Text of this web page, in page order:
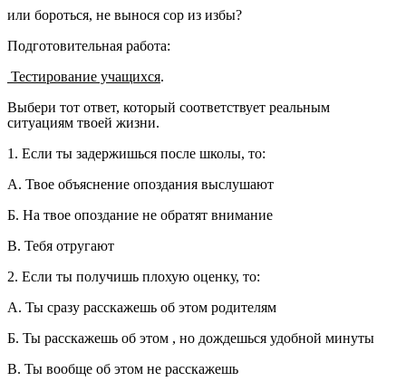
или бороться, не вынося сор из избы?
Подготовительная работа:
Тестирование учащихся.
Выбери тот ответ, который соответствует реальным
ситуациям твоей жизни.
1. Если ты задержишься после школы, то:
А. Твое объяснение опоздания выслушают
Б. На твое опоздание не обратят внимание
В. Тебя отругают
2. Если ты получишь плохую оценку, то:
А. Ты сразу расскажешь об этом родителям
Б. Ты расскажешь об этом , но дождешься удобной минуты
В. Ты вообще об этом не расскажешь